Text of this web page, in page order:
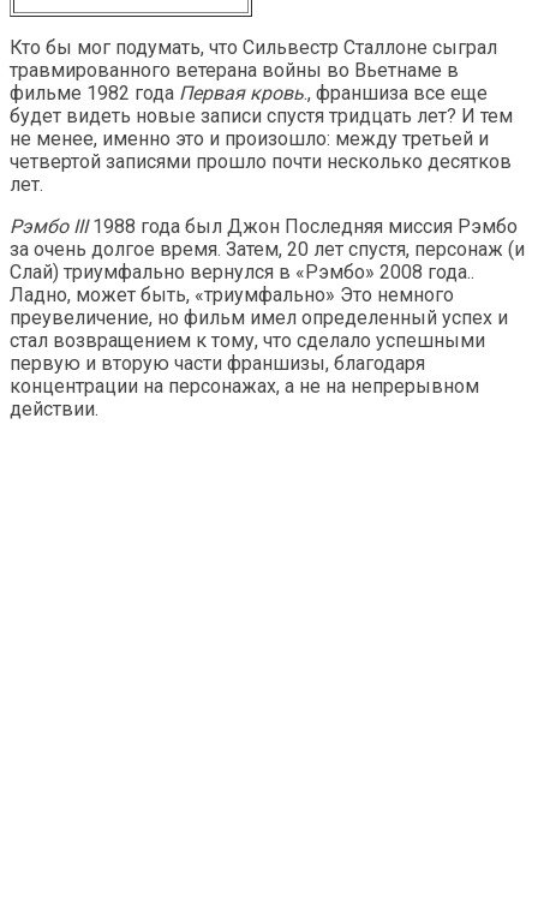
Кто бы мог подумать, что Сильвестр Сталлоне сыграл
травмированного ветерана войны во Вьетнаме в
фильме 1982 года Первая кровь., франшиза все еще
будет видеть новые записи спустя тридцать лет? И тем
не менее, именно это и произошло: между третьей и
четвертой записями прошло почти несколько десятков
лет.
Рэмбо III1988 года был Джон Последняя миссия Рэмбо
за очень долгое время. Затем, 20 лет спустя, персонаж (и
Слай) триумфально вернулся в «Рэмбо» 2008 года..
Ладно, может быть, «триумфально» Это немного
преувеличение, но фильм имел определенный успех и
стал возвращением к тому, что сделало успешными
первую и вторую части франшизы, благодаря
концентрации на персонажах, а не на непрерывном
действии.